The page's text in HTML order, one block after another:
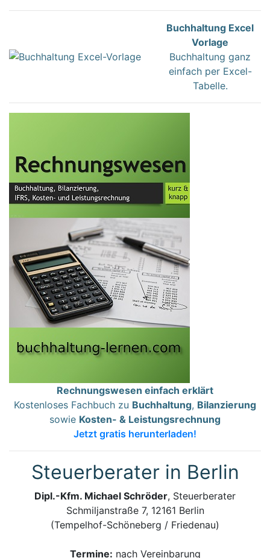
Buchhaltung Excel
Vorlage
Buchhaltung ganz
einfach per Excel-
Tabelle.
Rechnungswesen einfach erklärt
Kostenloses Fachbuch zu Buchhaltung, Bilanzierung
sowie Kosten- & Leistungsrechnung
Jetzt gratis herunterladen!
Steuerberater in Berlin
Dipl.-Kfm. Michael Schröder, Steuerberater
Schmiljanstraße 7, 12161 Berlin
(Tempelhof-Schöneberg / Friedenau)
Termine: nach Vereinbarung